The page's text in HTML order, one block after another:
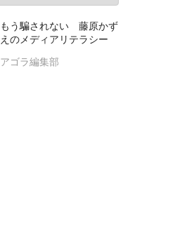
もう騙されない 藤原かず
えのメディアリテラシー
アゴラ編集部